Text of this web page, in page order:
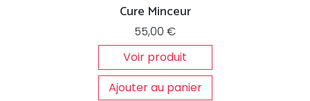
Cure Minceur
55,00 €
Voir produit
Ajouter au panier